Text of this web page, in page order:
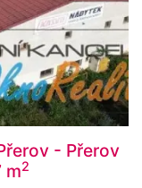
- Přerov
m2